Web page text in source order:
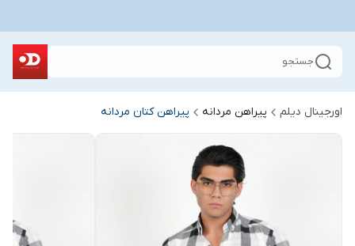
جستجو
اورجینال دیلم پیراهن مردانه پیراهن کتان مردانه